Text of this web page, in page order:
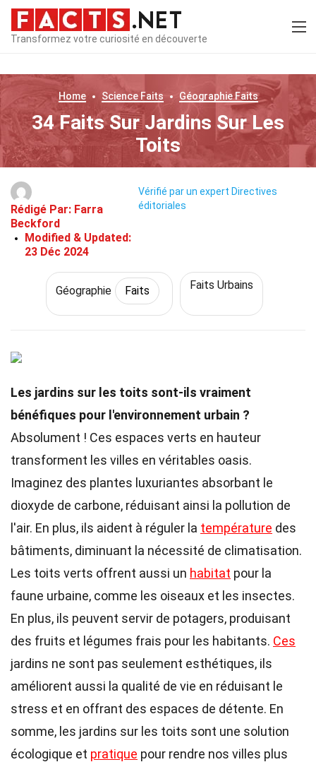
Transformez votre curiosité en découverte
Home ScienceFaits GéographieFaits
34 Faits Sur Jardins Sur Les
Toits
Rédigé Par: Farra
Beckford
Modified & Updated:
23 Déc 2024
Vérifié par un expert Directives
éditoriales
Géographie Faits Faits Urbains
Les jardins sur les toits sont-ils vraiment
bénéfiques pour l'environnement urbain ?
Absolument ! Ces espaces verts en hauteur
transforment les villes en véritables oasis.
Imaginez des plantes luxuriantes absorbant le
dioxyde de carbone, réduisant ainsi la pollution de
l'air. En plus, ils aident à réguler la température des
bâtiments, diminuant la nécessité de climatisation.
Les toits verts offrent aussi un habitat pour la
faune urbaine, comme les oiseaux et les insectes.
En plus, ils peuvent servir de potagers, produisant
des fruits et légumes frais pour les habitants. Ces
jardins ne sont pas seulement esthétiques, ils
améliorent aussi la qualité de vie en réduisant le
stress et en offrant des espaces de détente. En
somme, les jardins sur les toits sont une solution
écologique et pratique pour rendre nos villes plus